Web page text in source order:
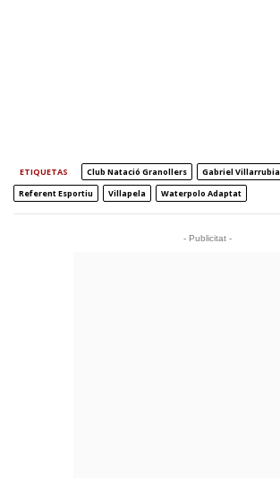
ETIQUETAS Club Natació Granollers Gabriel Villarrubia
Referent Esportiu
Villapela Waterpolo Adaptat
- Publicitat -